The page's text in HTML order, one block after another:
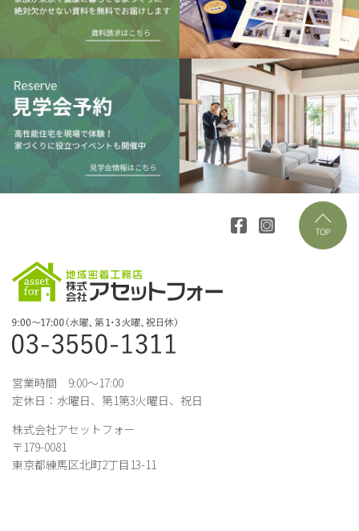
営業時間 9:00～17:00
定休日：水曜日、第1第3火曜日、祝日
株式会社アセットフォー
〒179-0081
東京都練馬区北町2丁目13-11